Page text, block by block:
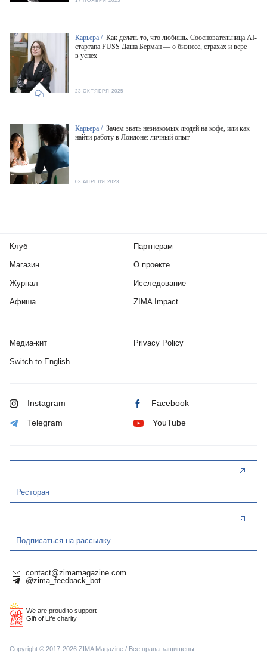
Карьера / Как делать то, что любишь. Соосновательница AI-
стартапа FUSS Даша Берман — о бизнесе, страхах и вере
в успех
23 ОКТЯБРЯ 2025
Карьера / Зачем звать незнакомых людей на кофе, или как
найти работу в Лондоне: личный опыт
03 АПРЕЛЯ 2023
Клуб
Магазин
Журнал
Афиша
Партнерам
О проекте
Исследование
ZIMA Impact
Медиа-кит Privacy Policy
Switch to English
Instagram Facebook
Telegram YouTube
Ресторан
Подписаться на рассылку
contact@zimamagazine.com
@zima_feedback_bot
We are proud to support
Gift of Life charity
Copyright © 2017-2026 ZIMA Magazine / Все права защищены